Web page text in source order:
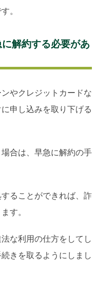
。
解約する必要があ
やクレジットカードな
申し込みを取り下げる
合は、早急に解約の手
ることができれば、詐
す。
な利用の仕方をしてし
きを取るようにしまし